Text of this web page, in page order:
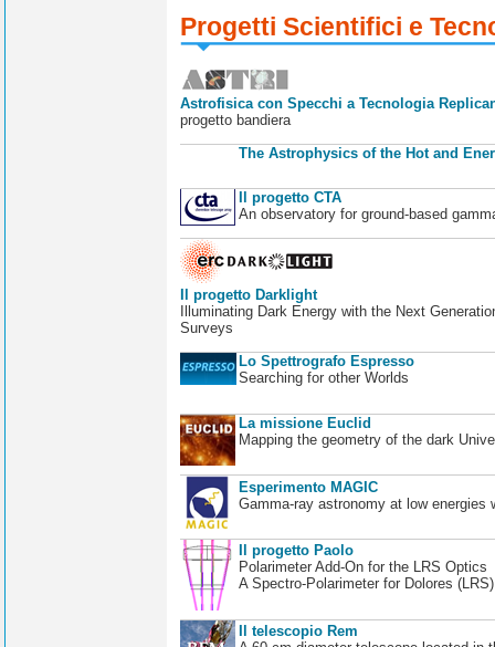
Progetti Scientifici e
Astrofisica con Specchi a Tecnologia
progetto bandiera
The Astrophysics of the Hot and
Il progetto CTA
An observatory for ground-based
Il progetto Darklight
Illuminating Dark Energy with the Next
Surveys
Lo Spettrografo Espresso
Searching for other Worlds
La missione Euclid
Mapping the geometry of the dark
Esperimento MAGIC
Gamma-ray astronomy at low energies
Il progetto Paolo
Polarimeter Add-On for the LRS Optics
A Spectro-Polarimeter for Dolores
Il telescopio Rem